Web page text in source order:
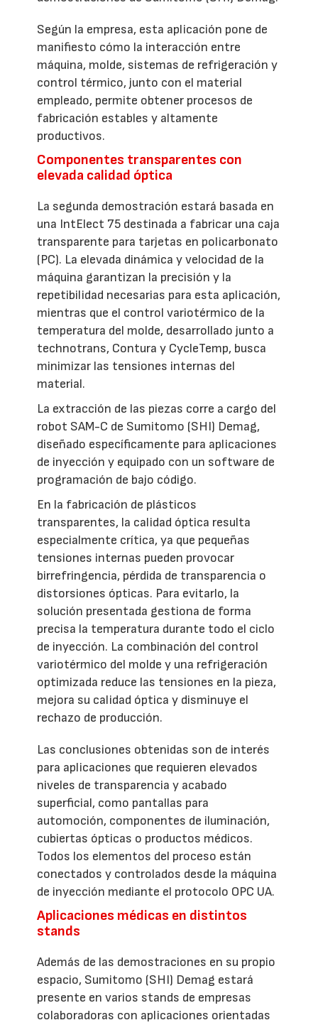
Según la empresa, esta aplicación pone de
manifiesto cómo la interacción entre
máquina, molde, sistemas de refrigeración y
control térmico, junto con el material
empleado, permite obtener procesos de
fabricación estables y altamente
productivos.
Componentes transparentes con
elevada calidad óptica
La segunda demostración estará basada en
una IntElect 75 destinada a fabricar una caja
transparente para tarjetas en policarbonato
(PC). La elevada dinámica y velocidad de la
máquina garantizan la precisión y la
repetibilidad necesarias para esta aplicación,
mientras que el control variotérmico de la
temperatura del molde, desarrollado junto a
technotrans, Contura y CycleTemp, busca
minimizar las tensiones internas del
material.
La extracción de las piezas corre a cargo del
robot SAM-C de Sumitomo (SHI) Demag,
diseñado específicamente para aplicaciones
de inyección y equipado con un software de
programación de bajo código.
En la fabricación de plásticos
transparentes, la calidad óptica resulta
especialmente crítica, ya que pequeñas
tensiones internas pueden provocar
birrefringencia, pérdida de transparencia o
distorsiones ópticas. Para evitarlo, la
solución presentada gestiona de forma
precisa la temperatura durante todo el ciclo
de inyección. La combinación del control
variotérmico del molde y una refrigeración
optimizada reduce las tensiones en la pieza,
mejora su calidad óptica y disminuye el
rechazo de producción.
Las conclusiones obtenidas son de interés
para aplicaciones que requieren elevados
niveles de transparencia y acabado
superficial, como pantallas para
automoción, componentes de iluminación,
cubiertas ópticas o productos médicos.
Todos los elementos del proceso están
conectados y controlados desde la máquina
de inyección mediante el protocolo OPC UA.
Aplicaciones médicas en distintos
stands
Además de las demostraciones en su propio
espacio, Sumitomo (SHI) Demag estará
presente en varios stands de empresas
colaboradoras con aplicaciones orientadas